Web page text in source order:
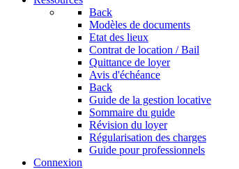
Back
Modèles de documents
Etat des lieux
Contrat de location / Bail
Quittance de loyer
Avis d'échéance
Back
Guide de la gestion locative
Sommaire du guide
Révision du loyer
Régularisation des charges
Guide pour professionnels
Connexion